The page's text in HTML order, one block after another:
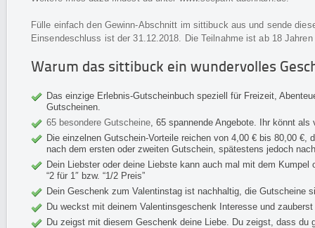
Fülle einfach den Gewinn-Abschnitt im sittibuck aus und sende
Einsendeschluss ist der 31.12.2018. Die Teilnahme ist ab 18
Warum das sittibuck ein wundervolles
Das einzige Erlebnis-Gutscheinbuch speziell für Freizeit,
Gutscheinen.
65 besondere Gutscheine, 65 spannende Angebote. Ihr könnt
Die einzelnen Gutschein-Vorteile reichen von 4,00 € bis 80,00
nach dem ersten oder zweiten Gutschein, spätestens jedoch
Dein Liebster oder deine Liebste kann auch mal mit dem
“2 für 1″ bzw. “1/2 Preis”
Dein Geschenk zum Valentinstag ist nachhaltig, die Gutscheine
Du weckst mit deinem Valentinsgeschenk Interesse und
Du zeigst mit diesem Geschenk deine Liebe. Du zeigst, dass